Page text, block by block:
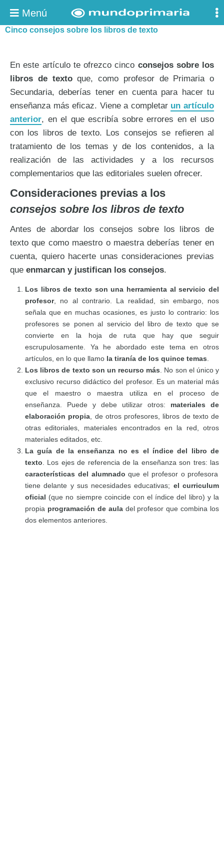
Menú
Cinco consejos sobre los libros de texto
En este artículo te ofrezco cinco consejos sobre los
libros de textoque, como profesor de Primaria o
Secundaria, deberías tener en cuenta para hacer tu
enseñanza más eficaz. Viene a completar un artículo
anterior, en el que escribía sobre errores en el uso
con los libros de texto. Los consejos se refieren al
tratamiento de los temas y de los contenidos, a la
realización de las actividades y a los recursos
complementarios que las editoriales suelen ofrecer.
Consideraciones previas a los
consejos sobre los libros de texto
Antes de abordar los consejos sobre los libros de
texto que como maestro o maestra deberías tener en
cuenta, quiero hacerte unas consideraciones previas
que enmarcan y justifican los consejos.
Los libros de texto son una herramienta al servicio del
profesor, no al contrario. La realidad, sin embargo, nos
señala que en muchas ocasiones, es justo lo contrario: los
profesores se ponen al servicio del libro de texto que se
convierte en la hoja de ruta que hay que seguir
escrupulosamente. Ya he abordado este tema en otros
artículos, en lo que llamo la tiranía de los quince temas.
Los libros de texto son un recurso más. No son el único y
exclusivo recurso didáctico del profesor. Es un material más
que el maestro o maestra utiliza en el proceso de
enseñanza. Puede y debe utilizar otros: materiales de
elaboración propia, de otros profesores, libros de texto de
otras editoriales, materiales encontrados en la red, otros
materiales editados, etc.
La guía de la enseñanza no es el índice del libro de
texto. Los ejes de referencia de la enseñanza son tres: las
características del alumnado que el profesor o profesora
tiene delante y sus necesidades educativas; el curriculum
oficial (que no siempre coincide con el índice del libro) y la
propia programación de auladel profesor que combina los
dos elementos anteriores.